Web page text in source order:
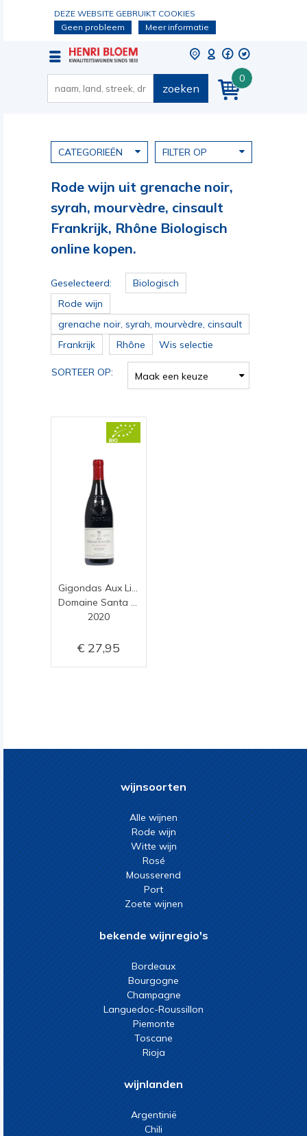
DEZE WEBSITE GEBRUIKT COOKIES
Geen probleem
Meer informatie
0
zoeken
CATEGORIEËN FILTER OP
Rode wijn uit grenache noir,
syrah, mourvèdre, cinsault
Frankrijk, Rhône Biologisch
online kopen.
Geselecteerd:
Biologisch
Rode wijn
grenache noir, syrah, mourvèdre, cinsault
Frankrijk
Rhône Wis selectie
SORTEER OP: Maak een keuze
2020
27,95
wijnsoorten
Alle wijnen
Rode wijn
Witte wijn
Rosé
Mousserend
Port
Zoete wijnen
bekende wijnregio's
Bordeaux
Bourgogne
Champagne
Languedoc-Roussillon
Piemonte
Toscane
Rioja
wijnlanden
Argentinië
Chili